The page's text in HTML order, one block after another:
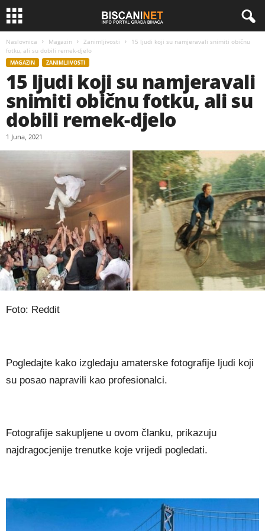
Naslovnica Magazin Zanimljivosti
15 ljudi koji su namjeravali snimiti običnu
fotku, ali su dobili remek-djelo
MAGAZIN ZANIMLJIVOSTI
15 ljudi koji su namjeravali
snimiti običnu fotku, ali su
dobili remek-djelo
1 Juna, 2021
Foto: Reddit
Pogledajte kako izgledaju amaterske fotografije ljudi koji
su posao napravili kao profesionalci.
Fotografije sakupljene u ovom članku, prikazuju
najdragocjenije trenutke koje vrijedi pogledati.